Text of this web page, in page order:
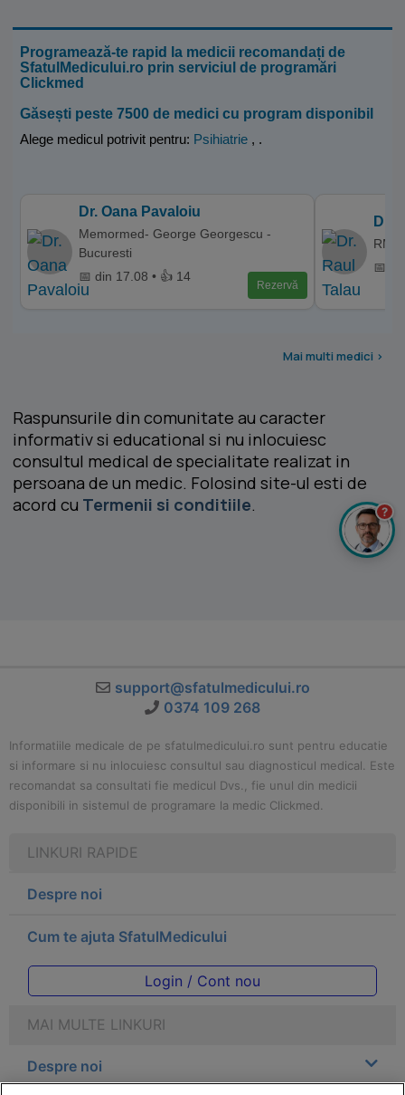
Programează-te rapid la medicii recomandați de
SfatulMedicului.ro prin serviciul de programări
Clickmed
Găsești peste 7500 de medici cu program disponibil
Alege medicul potrivit pentru: Psihiatrie , .
Dr. Oana Pavaloiu
Memormed- George Georgescu -
Bucuresti
📅 din 17.08 • 👍 14
Rezervă
Dr.
📅
Mai multi medici >
Raspunsurile din comunitate au caracter
informativ si educational si nu inlocuiesc
consultul medical de specialitate realizat in
persoana de un medic. Folosind site-ul esti de
acord cu Termenii si conditiile.
support@sfatulmedicului.ro
0374 109 268
Informatiile medicale de pe sfatulmedicului.ro sunt pentru educatie
si informare si nu inlocuiesc consultul sau diagnosticul medical. Este
recomandat sa consultati fie medicul Dvs., fie unul din medicii
disponibili in sistemul de programare la medic Clickmed.
LINKURI RAPIDE
Despre noi
Cum te ajuta SfatulMedicului
Login / Cont nou
MAI MULTE LINKURI
Despre noi
?